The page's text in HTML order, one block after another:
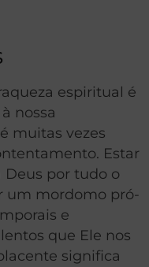
espiritual é
nossa
muitas vezes
Estar
por tudo o
um mordomo pró-
e
que Ele nos
significa